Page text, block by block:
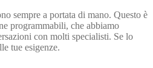
sempre a portata di mano. Questo è
programmabili, che abbiamo
con molti specialisti. Se lo
tue esigenze.